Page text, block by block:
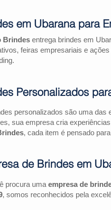
Brindes entrega brindes em
feiras empresariais e
personalizados são uma das
sua empresa cria
, cada item é pensado
procura uma empresa de
, somos reconhecidos pela
em Ubarana para
Personalizados
de Brindes em